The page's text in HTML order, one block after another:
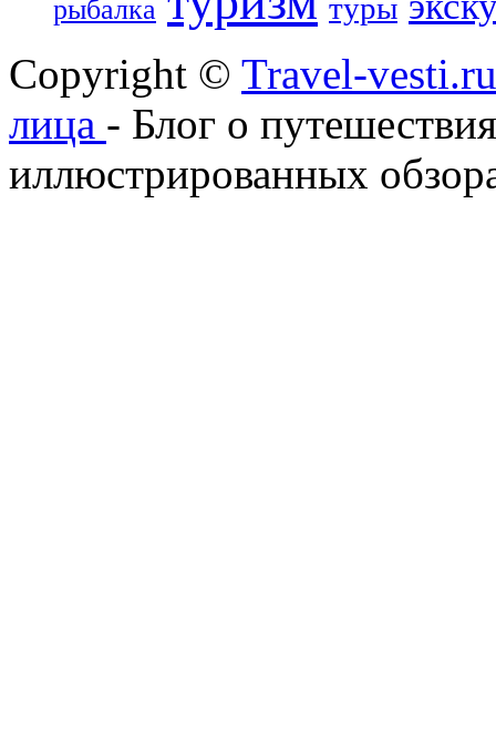
рыбалка туры
Copyright © Travel-
лица - Блог о
иллюстрированных